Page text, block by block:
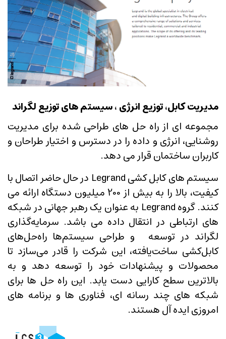
مدیریت کابل، توزیع انرژی ، سیستم های توزیع لگراند
مجموعه ای از راه حل های طراحی شده برای مدیریت
روشنایی، انرژی و داده را در دسترس و اختیار طراحان و
کاربران ساختمان قرار می دهد.
سیستم های کابل کشی Legrand در حال حاضر اتصال با
کیفیت، بالا را به بیش از 200 میلیون دستگاه ارائه می
کنند. گروه Legrand به عنوان یک رهبر جهانی در شبکه
های ارتباطی در انتقال داده می باشد. سرمایه‌گذاری
لگراند در توسعه و طراحی سیستم‌ها راه‌حل‌های
کابل‌کشی ساخت‌یافته، این شرکت را قادر می‌سازد تا
محصولات و پیشنهادات خود را توسعه دهد و به
بالاترین سطح کارایی دست یابد. این راه حل ها برای
شبکه های چند رسانه ای، فناوری ها و برنامه های
امروزی ایده آل هستند.